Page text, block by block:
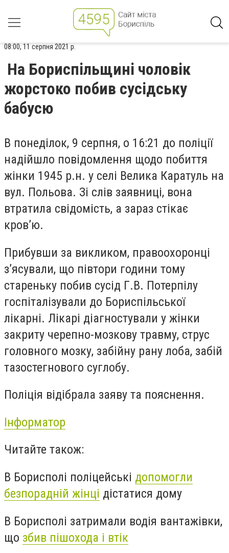
08:00, 11 серпня 2021 р.
На Бориспільщині чоловік
жорстоко побив сусідську
бабусю
В понеділок, 9 серпня, о 16:21 до поліції
надійшло повідомлення щодо побиття
жінки 1945 р.н. у селі Велика Каратуль на
вул. Польова. Зі слів заявниці, вона
втратила свідомість, а зараз стікає
кров’ю.
Прибувши за викликом, правоохоронці
з’ясували, що півтори години тому
стареньку побив сусід Г.В. Потерпілу
госпіталізували до Бориспільської
лікарні. Лікарі діагностували у жінки
закриту черепно-мозкову травму, струс
головного мозку, забійну рану лоба, забій
тазостегнового суглобу.
Поліція відібрала заяву та пояснення.
Інформатор
Читайте також:
В Борисполі поліцейські допомогли
безпорадній жінці дістатися дому
В Борисполі затримали водія вантажівки,
що збив пішохода і втік